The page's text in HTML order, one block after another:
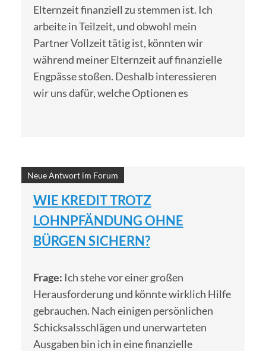
Elternzeit finanziell zu stemmen ist. Ich
arbeite in Teilzeit, und obwohl mein
Partner Vollzeit tätig ist, könnten wir
während meiner Elternzeit auf finanzielle
Engpässe stoßen. Deshalb interessieren
wir uns dafür, welche Optionen es
Neue Antwort im Forum
WIE KREDIT TROTZ
LOHNPFÄNDUNG OHNE
BÜRGEN SICHERN?
Frage: Ich stehe vor einer großen
Herausforderung und könnte wirklich Hilfe
gebrauchen. Nach einigen persönlichen
Schicksalsschlägen und unerwarteten
Ausgaben bin ich in eine finanzielle